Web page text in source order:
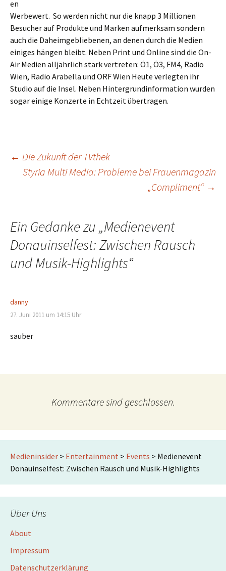
en
Werbewert. So werden nicht nur die knapp 3 Millionen
Besucher auf Produkte und Marken aufmerksam sondern
auch die Daheimgebliebenen, an denen durch die Medien
einiges hängen bleibt. Neben Print und Online sind die On-
Air Medien alljährlich stark vertreten: Ö1, Ö3, FM4, Radio
Wien, Radio Arabella und ORF Wien Heute verlegten ihr
Studio auf die Insel. Neben Hintergrundinformation wurden
sogar einige Konzerte in Echtzeit übertragen.
Beitrags-
← Die Zukunft der TVthek
Styria Multi Media: Probleme bei Frauenmagazin
„Compliment“ →
Ein Gedanke zu „Medienevent
Donauinselfest: Zwischen Rausch
und Musik-Highlights“
danny
27. Juni 2011 um 14:15 Uhr
sauber
Kommentare sind geschlossen.
Medieninsider > Entertainment > Events > Medienevent
Donauinselfest: Zwischen Rausch und Musik-Highlights
Über Uns
About
Impressum
Datenschutzerklärung